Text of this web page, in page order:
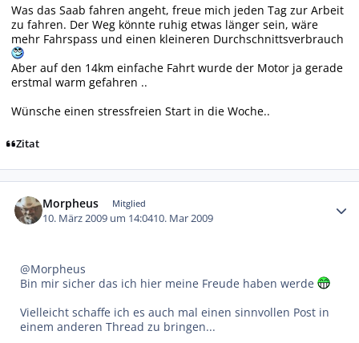
Was das Saab fahren angeht, freue mich jeden Tag zur Arbeit
zu fahren. Der Weg könnte ruhig etwas länger sein, wäre
mehr Fahrspass und einen kleineren Durchschnittsverbrauch
Aber auf den 14km einfache Fahrt wurde der Motor ja gerade
erstmal warm gefahren ..
Wünsche einen stressfreien Start in die Woche..
Zitat
Morpheus Mitglied
10. März 2009 um 14:0410. Mar 2009
@Morpheus
Bin mir sicher das ich hier meine Freude haben werde
Vielleicht schaffe ich es auch mal einen sinnvollen Post in
einem anderen Thread zu bringen...